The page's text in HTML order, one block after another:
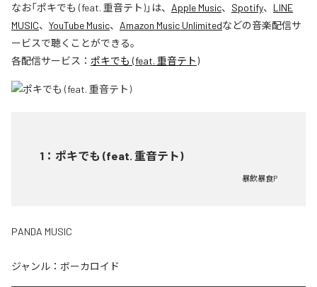
なお「ポキでも (feat. 重音テト)」は、 Apple Music、 Spotify、 LINE
MUSIC、 YouTube Music、 Amazon Music Unlimitedなどの音楽配信サ
ービスで聴くことができる。
各配信サービス： ポキでも (feat. 重音テト)
1 ： ポキでも (feat. 重音テト)
暴飲暴食P
PANDA MUSIC
ジャンル： ボーカロイド